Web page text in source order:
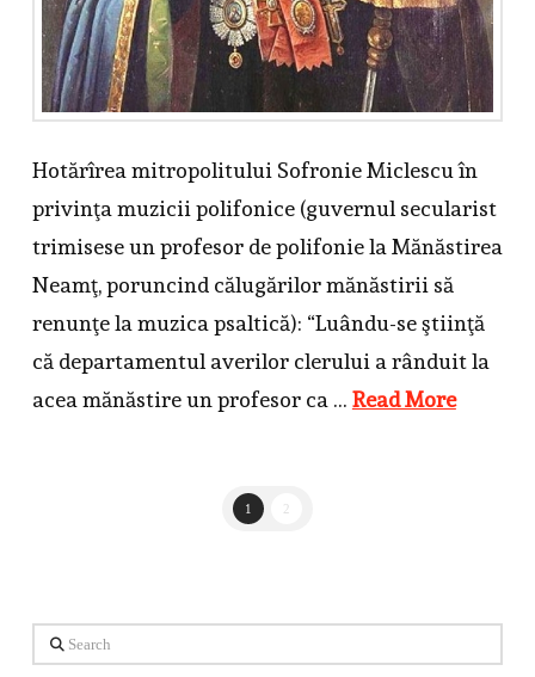
Hotărîrea mitropolitului Sofronie Miclescu în
privinţa muzicii polifonice (guvernul secularist
trimisese un profesor de polifonie la Mănăstirea
Neamţ, poruncind călugărilor mănăstirii să
renunţe la muzica psaltică): “Luându-se ştiinţă
că departamentul averilor clerului a rânduit la
acea mănăstire un profesor ca … Read More
1 2
Search